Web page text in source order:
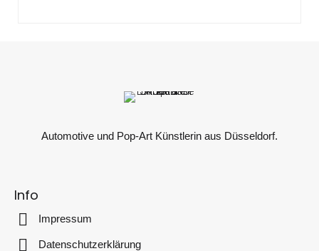
Automotive und Pop-Art Künstlerin aus Düsseldorf.
Info
Impressum
Datenschutzerklärung